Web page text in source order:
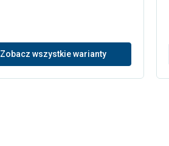
Zobacz wszystkie warianty